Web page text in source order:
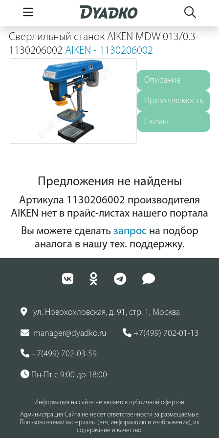
Сверлильный станок AIKEN MDW 013/0.3-
1130206002 AIKEN - 1130206002
Описание
Применяемость
Схемы
Предложения не найдены
Артикула 1130206002 производителя
AIKEN нет в прайс-листах нашего портала
Вы можете сделать запросна подбор
аналога в нашу тех. поддержку.
ул. Новохохловская, д. 91, стр. 1, Москва
manager@dyadko.ru +7(499) 702-01-13
+7(499) 702-03-59
Пн-Пт с 9:00 до 18:00
Информация на сайте не является публичной офертой.
Администрация Сайта не несет ответственности за размещаемые
Пользователями материалы (втч, информацию и изображения), их
содержание и качество.